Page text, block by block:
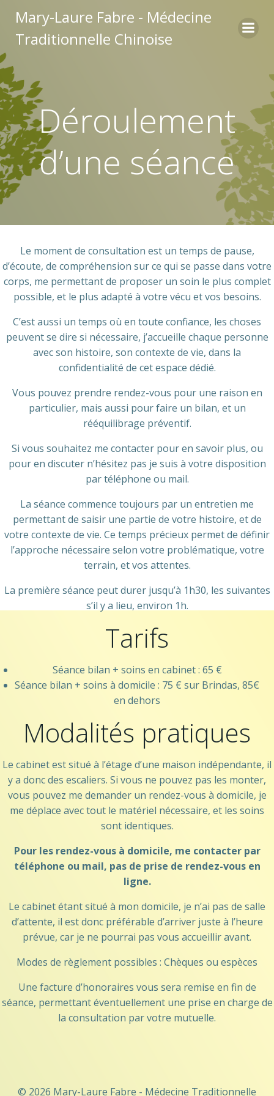
au
contenu
Mary-Laure Fabre - Médecine
Traditionnelle Chinoise
Déroulement
d’une séance
Le moment de consultation est un temps de pause,
d’écoute, de compréhension sur ce qui se passe dans votre
corps, me permettant de proposer un soin le plus complet
possible, et le plus adapté à votre vécu et vos besoins.
C’est aussi un temps où en toute confiance, les choses
peuvent se dire si nécessaire, j’accueille chaque personne
avec son histoire, son contexte de vie, dans la
confidentialité de cet espace dédié.
Vous pouvez prendre rendez-vous pour une raison en
particulier, mais aussi pour faire un bilan, et un
rééquilibrage préventif.
Si vous souhaitez me contacter pour en savoir plus, ou
pour en discuter n’hésitez pas je suis à votre disposition
par téléphone ou mail.
La séance commence toujours par un entretien me
permettant de saisir une partie de votre histoire, et de
votre contexte de vie. Ce temps précieux permet de définir
l’approche nécessaire selon votre problématique, votre
terrain, et vos attentes.
La première séance peut durer jusqu’à 1h30, les suivantes
s’il y a lieu, environ 1h.
Tarifs
Séance bilan + soins en cabinet : 65 €
Séance bilan + soins à domicile : 75 € sur Brindas, 85€
en dehors
Modalités pratiques
Le cabinet est situé à l’étage d’une maison indépendante, il
y a donc des escaliers. Si vous ne pouvez pas les monter,
vous pouvez me demander un rendez-vous à domicile, je
me déplace avec tout le matériel nécessaire, et les soins
sont identiques.
Pour les rendez-vous à domicile, me contacter par
téléphone ou mail, pas de prise de rendez-vous en
ligne.
Le cabinet étant situé à mon domicile, je n’ai pas de salle
d’attente, il est donc préférable d’arriver juste à l’heure
prévue, car je ne pourrai pas vous accueillir avant.
Modes de règlement possibles : Chèques ou espèces
Une facture d’honoraires vous sera remise en fin de
séance, permettant éventuellement une prise en charge de
la consultation par votre mutuelle.
© 2026 Mary-Laure Fabre - Médecine Traditionnelle